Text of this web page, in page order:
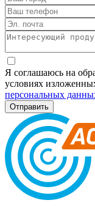
Я соглашаюсь на
условиях
персональных